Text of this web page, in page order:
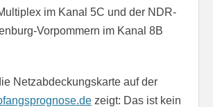
im Kanal 5C und der NDR-
Vorpommern im Kanal 8B
Netzabdeckungskarte auf der
zeigt: Das ist kein